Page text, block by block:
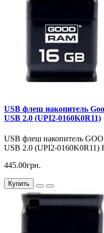
USB флеш накопитель
USB 2.0 (UPI2-0160K0R11)
USB флеш накопитель
USB 2.0 (UPI2-0160K0R11)
445.00грн.
Купить